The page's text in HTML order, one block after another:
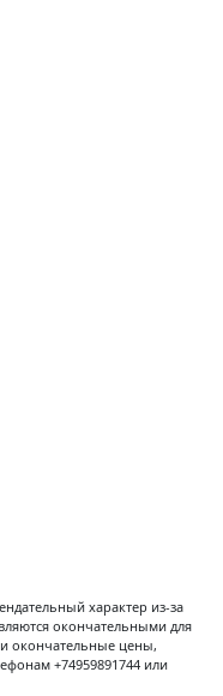
характер из-за
окончательными для
окончательные цены,
+74959891744 или